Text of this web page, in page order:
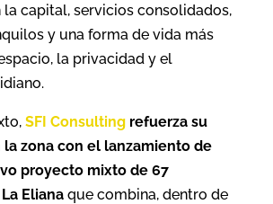
la capital, servicios consolidados,
y una forma de vida más
la privacidad y el
SFI Consultingrefuerza su
la zona con el lanzamiento de
proyecto mixto de 67
Elianaque combina, dentro de